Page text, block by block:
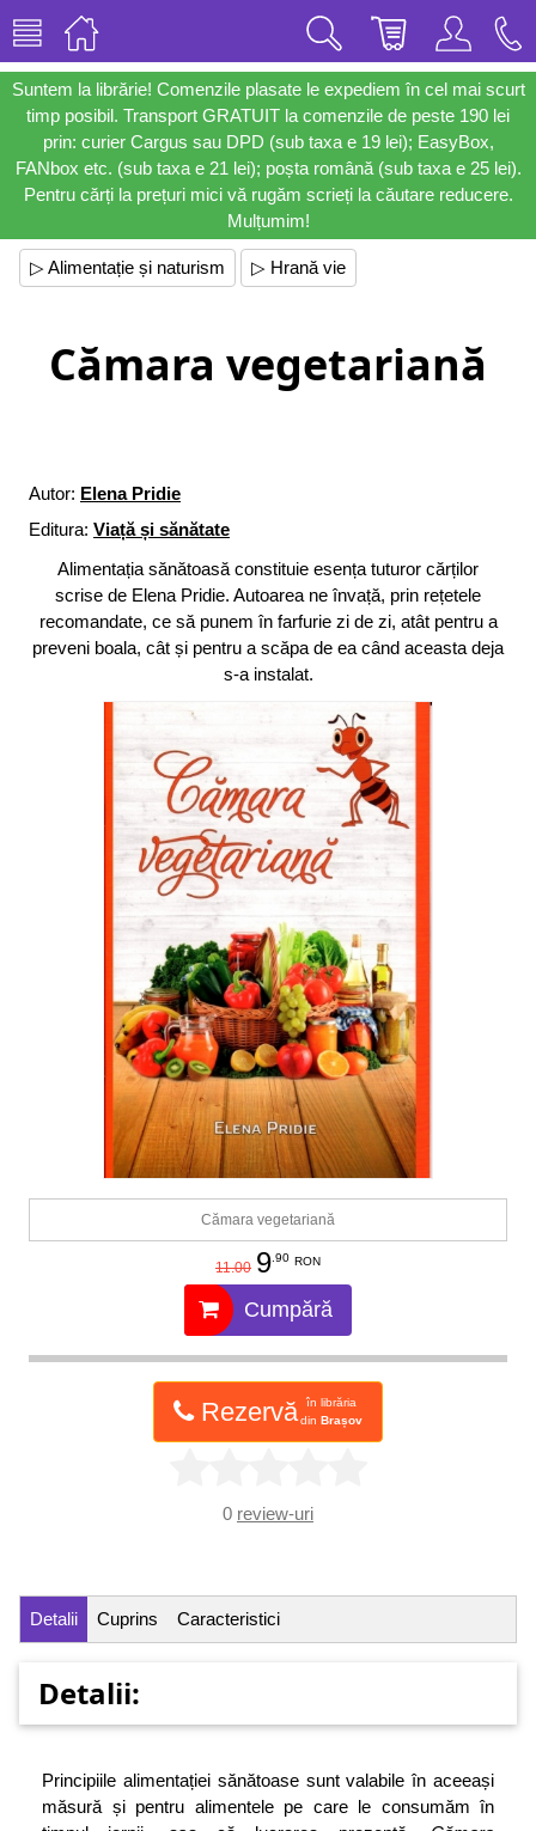
Suntem la librărie! Comenzile plasate le expediem în cel mai scurt
timp posibil. Transport GRATUIT la comenzile de peste 190 lei
prin: curier Cargus sau DPD (sub taxa e 19 lei); EasyBox,
FANbox etc. (sub taxa e 21 lei); poșta română (sub taxa e 25 lei).
Pentru cărți la prețuri mici vă rugăm scrieți la căutare reducere.
Mulțumim!
▷ Alimentație și naturism ▷ Hrană vie
Cămara vegetariană
Autor: Elena Pridie
Editura: Viață și sănătate
Alimentația sănătoasă constituie esența tuturor cărților
scrise de Elena Pridie. Autoarea ne învață, prin rețetele
recomandate, ce să punem în farfurie zi de zi, atât pentru a
preveni boala, cât și pentru a scăpa de ea când aceasta deja
s-a instalat.
Cămara vegetariană
11.00 9.90 RON
Cumpără
Rezervă
în librăria
din Brașov
0 review-uri
Detalii Cuprins Caracteristici
Detalii:
Principiile alimentației sănătoase sunt valabile în aceeași
măsură și pentru alimentele pe care le consumăm în